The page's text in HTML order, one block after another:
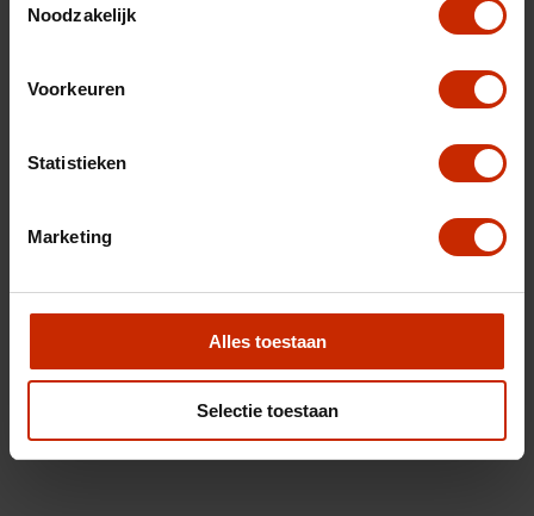
Noodzakelijk
Voorkeuren
Statistieken
Marketing
Alles toestaan
Selectie toestaan